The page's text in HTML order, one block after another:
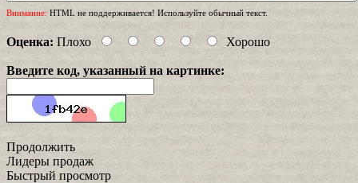
Внимание: HTML не поддерживается! Используйте обычный текст.
Оценка: Плохо Хорошо
Введите код, указанный на картинке:
Продолжить
Лидеры продаж
Быстрый просмотр